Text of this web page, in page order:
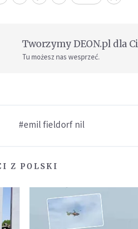
Tworzymy DEON.pl dla
Tu możesz nas wesprzeć.
#emil fieldorf nil
Z POLSKI